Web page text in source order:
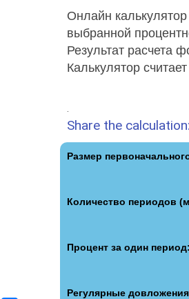
Онлайн
выбранной
Результат расчета
Калькулятор
Share the calculation:
Размер
Количество периодов
Процент за один период:
Регулярные